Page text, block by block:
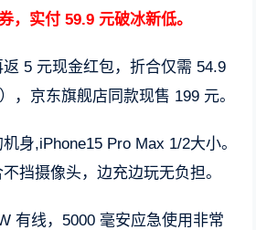
，实付 59.9 元破冰新低。
5 元现金红包，折合仅需 54.9
，京东旗舰店同款现售 199 元。
身,iPhone15 Pro Max 1/2大小。
挡摄像头，边充边玩无负担。
有线，5000 毫安应急使用非常